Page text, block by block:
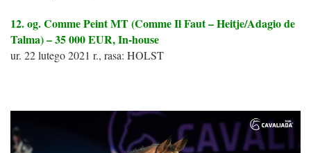
12. og. Comme Peint MT (Comme Il Faut – Heitje/Adagio de
Talma) – 35 000 EUR, In-house
ur. 22 lutego 2021 r., rasa: HOLST